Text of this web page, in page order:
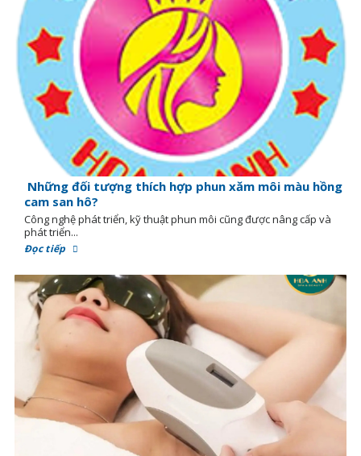
Những đối tượng thích hợp phun xăm môi màu hồng
cam san hô?
Công nghệ phát triển, kỹ thuật phun môi cũng được nâng cấp và
phát triển...
Đọc tiếp